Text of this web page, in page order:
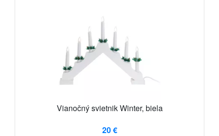
Vianočný svietnik Winter, biela
20 €